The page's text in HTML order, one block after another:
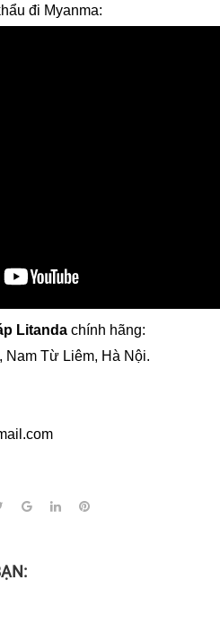
đi Myanma:
Litanda chính hãng:
Từ Liêm, Hà Nội.